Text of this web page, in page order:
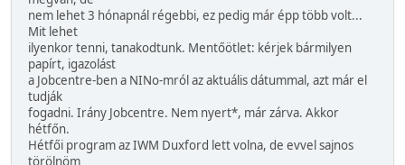
nem lehet 3 hónapnál régebbi, ez pedig már épp több volt...
Mit lehet
ilyenkor tenni, tanakodtunk. Mentőötlet: kérjek bármilyen
papírt, igazolást
a Jobcentre-ben a NINo-mról az aktuális dátummal, azt már el
tudják
fogadni. Irány Jobcentre. Nem nyert*, már zárva. Akkor
hétfőn.
Hétfői program az IWM Duxford lett volna, de evvel sajnos
törölnöm